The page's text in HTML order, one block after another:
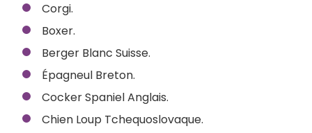
Corgi.
Boxer.
Berger Blanc Suisse.
Épagneul Breton.
Cocker Spaniel Anglais.
Chien Loup Tchequoslovaque.